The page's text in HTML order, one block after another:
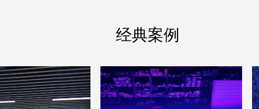
经典案例